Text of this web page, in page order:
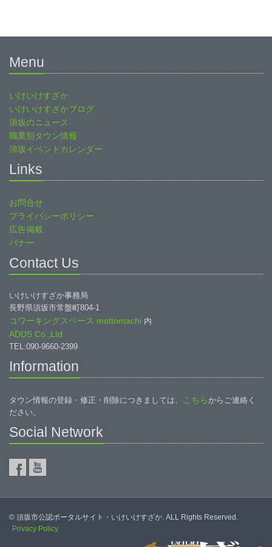
Menu
いけいけすざか
いけいけすざかブログ
須坂のニュース
職業別タウン情報
須坂イベントカレンダー
Links
お問合せ
プライバシーポリシー
広告掲載
バナー
Contact Us
いけいけすざか事務局
長野県須坂市常盤町804-1
コワーキングスペース mottomachi 内
ADDS Co.,Ltd.
TEL:090-9660-2399
Information
タウン情報の登録・修正・削除につきましては、 こちらからご連絡く
ださい。
Social Network
© 須坂市公認ポータルサイト・いけいけすざか. ALL Rights Reserved.
Privacy Policy